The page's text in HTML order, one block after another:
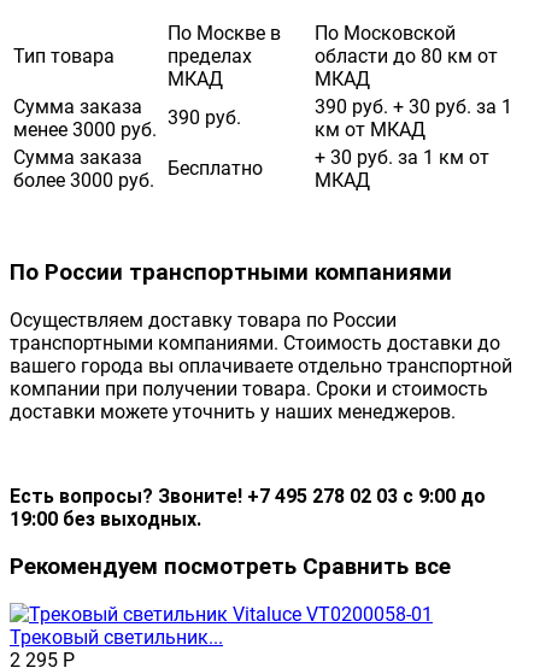
Тип товара
По Москве в
пределах
МКАД
По Московской
области до 80 км от
МКАД
Сумма заказа
менее 3000 руб.
390 руб.
390 руб. + 30 руб. за 1
км от МКАД
Сумма заказа
более 3000 руб.
Бесплатно
+ 30 руб. за 1 км от
МКАД
По России транспортными компаниями
Осуществляем доставку товара по России
транспортными компаниями. Стоимость доставки до
вашего города вы оплачиваете отдельно транспортной
компании при получении товара. Сроки и стоимость
доставки можете уточнить у наших менеджеров.
Есть вопросы? Звоните! +7 495 278 02 03 с 9:00 до
19:00 без выходных.
Рекомендуем посмотреть Сравнить все
Трековый светильник...
2 295 Р